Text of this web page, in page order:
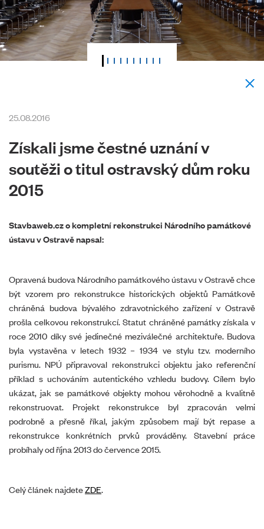
25.08.2016
Získali jsme čestné uznání v
soutěži o titul ostravský dům roku
2015
Stavbaweb.cz o kompletní rekonstrukci Národního památkové
ústavu v Ostravě napsal:
Opravená budova Národního památkového ústavu v Ostravě chce
být vzorem pro rekonstrukce historických objektů Památkově
chráněná budova bývalého zdravotnického zařízení v Ostravě
prošla celkovou rekonstrukcí. Statut chráněné památky získala v
roce 2010 díky své jedinečné meziválečné architektuře. Budova
byla vystavěna v letech 1932 – 1934 ve stylu tzv. moderního
purismu. NPÚ připravoval rekonstrukci objektu jako referenční
příklad s uchováním autentického vzhledu budovy. Cílem bylo
ukázat, jak se památkové objekty mohou věrohodně a kvalitně
rekonstruovat. Projekt rekonstrukce byl zpracován velmi
podrobně a přesně říkal, jakým způsobem mají být repase a
rekonstrukce konkrétních prvků prováděny. Stavební práce
probíhaly od října 2013 do července 2015.
Celý článek najdeteZDE.